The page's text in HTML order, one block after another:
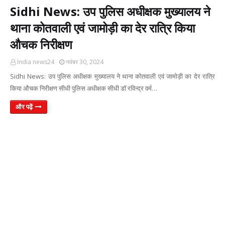
Sidhi News: उप पुलिस अधीक्षक मुख्यालय ने
थाना कोतवाली एवं जामोड़ी का देर रात्रि किया
औचक निरीक्षण
India news24 नवंबर 30, 2024
Sidhi News: उप पुलिस अधीक्षक मुख्यालय ने थाना कोतवाली एवं जामोड़ी का देर रात्रि
किया औचक निरीक्षण सीधी पुलिस अधीक्षक सीधी डॉ रविन्द्र वर्म…
और पढ़ें